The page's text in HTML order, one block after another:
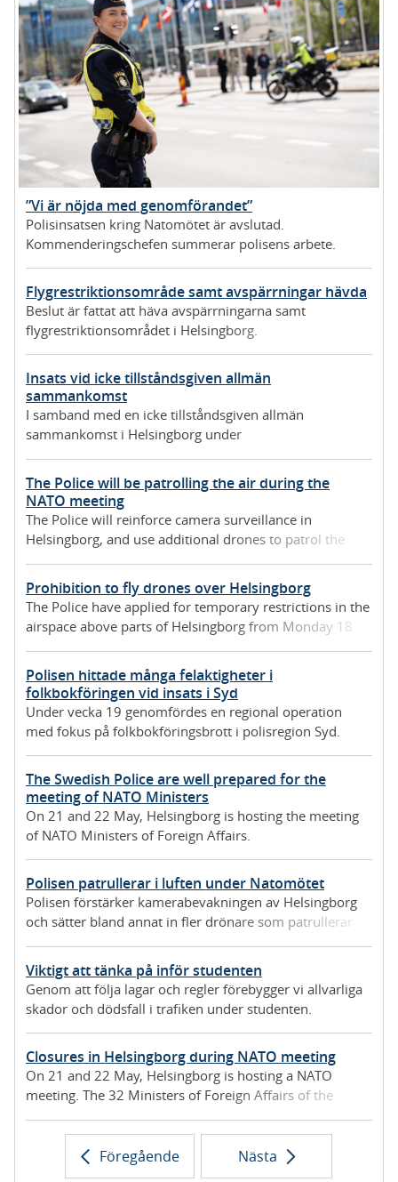
”Vi är nöjda med genomförandet”
Polisinsatsen kring Natomötet är avslutad.
Kommenderingschefen summerar polisens arbete.
Flygrestriktionsområde samt avspärrningar hävda
Beslut är fattat att häva avspärrningarna samt
flygrestriktionsområdet i Helsingborg.
Insats vid icke tillståndsgiven allmän
sammankomst
I samband med en icke tillståndsgiven allmän
sammankomst i Helsingborg under
ordningsstörningar.
The Police will be patrolling the air during the
NATO meeting
The Police will reinforce camera surveillance in
Helsingborg, and use additional drones to patrol the
Prohibition to fly drones over Helsingborg
The Police have applied for temporary restrictions in the
airspace above parts of Helsingborg from Monday 18
Polisen hittade många felaktigheter i
folkbokföringen vid insats i Syd
Under vecka 19 genomfördes en regional operation
med fokus på folkbokföringsbrott i polisregion Syd.
The Swedish Police are well prepared for the
meeting of NATO Ministers
On 21 and 22 May, Helsingborg is hosting the meeting
of NATO Ministers of Foreign Affairs.
Polisen patrullerar i luften under Natomötet
Polisen förstärker kamerabevakningen av Helsingborg
och sätter bland annat in fler drönare som patrullerar
Viktigt att tänka på inför studenten
Genom att följa lagar och regler förebygger vi allvarliga
skador och dödsfall i trafiken under studenten.
Closures in Helsingborg during NATO meeting
On 21 and 22 May, Helsingborg is hosting a NATO
meeting. The 32 Ministers of Foreign Affairs of the
central Helsingborg, and there will be an official dinner
at Sofiero Castle.Föregående Nästa